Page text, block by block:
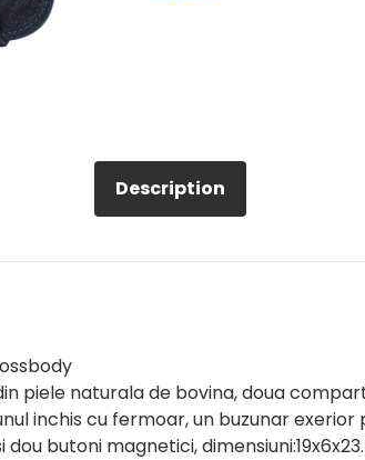
Description
piele naturala de bovina, doua
inchis cu fermoar, un buzunar
butoni magnetici,